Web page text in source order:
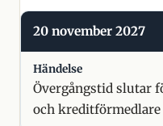
20 november 2027
Övergångstid slutar
och kreditförmedlare